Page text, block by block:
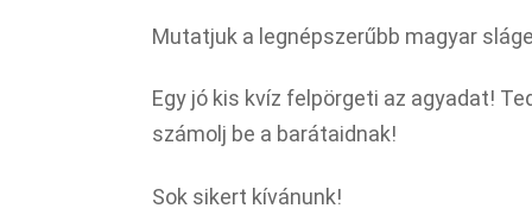
Mutatjuk a legnépszerűbb magyar
Egy jó kis kvíz felpörgeti az agyadat!
számolj be a barátaidnak!
Sok sikert kívánunk!